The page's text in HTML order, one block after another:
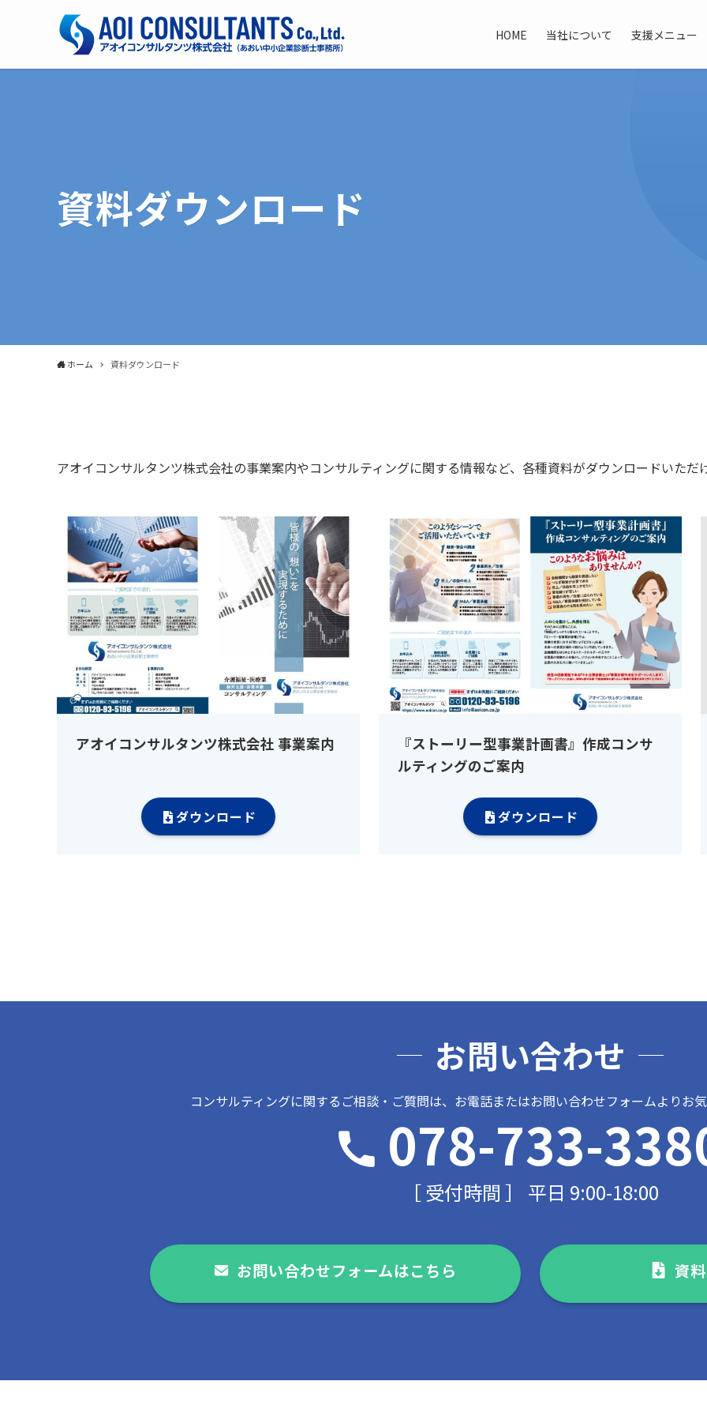
HOME 当社について 支援メニュー
資料ダウンロード
ホーム 資料ダウンロード
アオイコンサルタンツ株式会社の事業案内やコンサルティングに関する情報など、各種資料がダウンロードいただ
アオイコンサルタンツ株式会社 事業案内
ダウンロード
『ストーリー型事業計画書』作成コンサ
ルティングのご案内
ダウンロード
お問い合わせ
コンサルティングに関するご相談・ご質問は、お電話またはお問い合わせフォームよりお
078-733-
［ 受付時間 ］ 平日 9:00-18:00
お問い合わせフォームはこちら 資